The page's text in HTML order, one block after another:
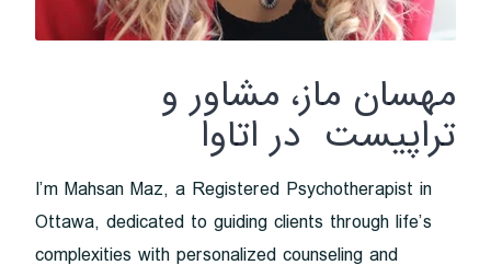
مهسان ماز، مشاور و
تراپیست در اتاوا
I’m Mahsan Maz, a Registered Psychotherapist in
Ottawa, dedicated to guiding clients through life’s
complexities with personalized counseling and